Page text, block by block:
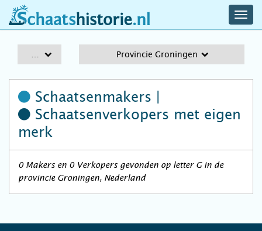
schaatshistorie.nl
Provincie Groningen
Schaatsenmakers |
Schaatsenverkopers met eigen
merk
0 Makers en 0 Verkopers gevonden op letter G in de
provincie Groningen, Nederland